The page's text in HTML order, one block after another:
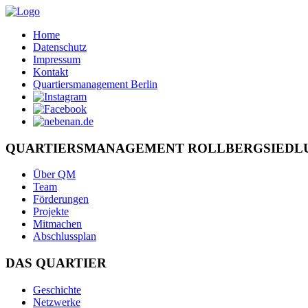
Home
Datenschutz
Impressum
Kontakt
Quartiersmanagement Berlin
QUARTIERSMANAGEMENT
Über QM
Team
Förderungen
Projekte
Mitmachen
Abschlussplan
DAS QUARTIER
Geschichte
Netzwerke